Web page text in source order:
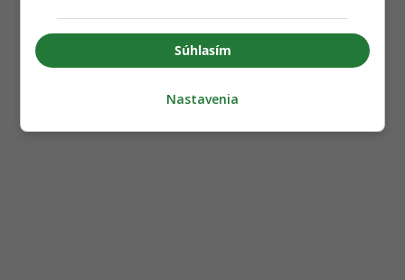
Súhlasím
Nastavenia